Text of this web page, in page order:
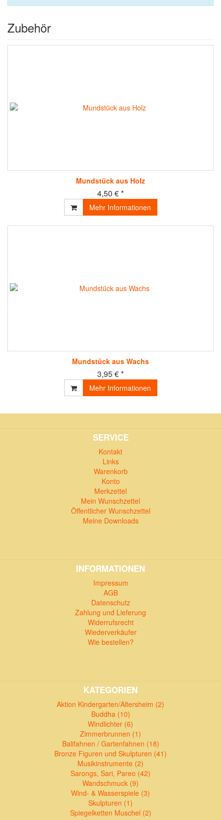
Zubehör
Mundstück aus Holz
4,50 € *
Mehr Informationen
Mundstück aus Wachs
3,95 € *
Mehr Informationen
SERVICE
Kontakt
Links
Warenkorb
Konto
Merkzettel
Mein Wunschzettel
Öffentlicher Wunschzettel
Meine Downloads
INFORMATIONEN
Impressum
AGB
Datenschutz
Zahlung und Lieferung
Widerrufsrecht
Wiederverkäufer
Wie bestellen?
KATEGORIEN
Aktion Kindergarten/Altersheim (2)
Buddha (10)
Windlichter (6)
Zimmerbrunnen (1)
Balifahnen / Gartenfahnen (18)
Bronze Figuren und Skulpturen (41)
Musikinstrumente (2)
Sarongs, Sari, Pareo (42)
Wandschmuck (9)
Wind- & Wasserspiele (3)
Skulpturen (1)
Spiegelketten Muschel (2)